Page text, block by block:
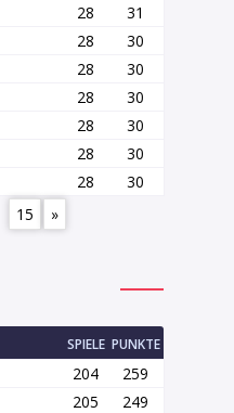
28
31
28
30
28
30
28
30
28
30
28
30
28
30
15 »
SPIELE PUNKTE
204
259
205
249